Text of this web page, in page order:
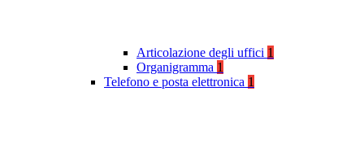
Articolazione degli uffici 1
Organigramma 1
Telefono e posta elettronica 1